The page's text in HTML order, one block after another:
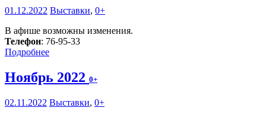
01.12.2022 Выставки, 0+
В афише возможны изменения.
Телефон: 76-95-33
Подробнее
Ноябрь 2022 0+
02.11.2022 Выставки, 0+